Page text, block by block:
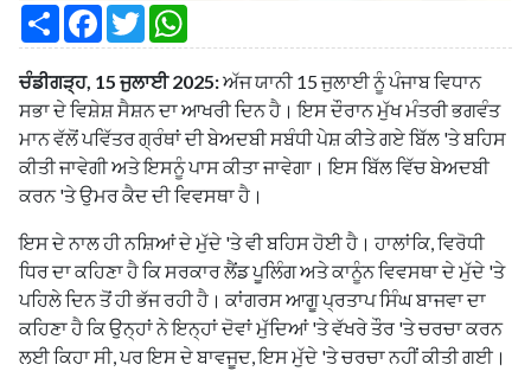
S
a
r
e
F
c
e
b
o
o
k
T
w
i
t
t
e
r
a
t
s
A
p
p
ਚੰਡੀਗੜ੍ਹ, 15 ਜੁਲਾਈ 2025:ਅੱਜ ਯਾਨੀ 15 ਜੁਲਾਈ ਨੂੰ ਪੰਜਾਬ ਵਿਧਾਨ
ਸਭਾ ਦੇ ਵਿਸ਼ੇਸ਼ ਸੈਸ਼ਨ ਦਾ ਆਖਰੀ ਦਿਨ ਹੈ। ਇਸ ਦੌਰਾਨ ਮੁੱਖ ਮੰਤਰੀ ਭਗਵੰਤ
ਮਾਨ ਵੱਲੋਂ ਪਵਿੱਤਰ ਗ੍ਰੰਥਾਂ ਦੀ ਬੇਅਦਬੀ ਸਬੰਧੀ ਪੇਸ਼ ਕੀਤੇ ਗਏ ਬਿੱਲ 'ਤੇ ਬਹਿਸ
ਕੀਤੀ ਜਾਵੇਗੀ ਅਤੇ ਇਸਨੂੰ ਪਾਸ ਕੀਤਾ ਜਾਵੇਗਾ। ਇਸ ਬਿੱਲ ਵਿੱਚ ਬੇਅਦਬੀ
ਕਰਨ 'ਤੇ ਉਮਰ ਕੈਦ ਦੀ ਵਿਵਸਥਾ ਹੈ।
ਇਸ ਦੇ ਨਾਲ ਹੀ ਨਸ਼ਿਆਂ ਦੇ ਮੁੱਦੇ 'ਤੇ ਵੀ ਬਹਿਸ ਹੋਈ ਹੈ। ਹਾਲਾਂਕਿ, ਵਿਰੋਧੀ
ਧਿਰ ਦਾ ਕਹਿਣਾ ਹੈ ਕਿ ਸਰਕਾਰ ਲੈਂਡ ਪੂਲਿੰਗ ਅਤੇ ਕਾਨੂੰਨ ਵਿਵਸਥਾ ਦੇ ਮੁੱਦੇ 'ਤੇ
ਪਹਿਲੇ ਦਿਨ ਤੋਂ ਹੀ ਭੱਜ ਰਹੀ ਹੈ। ਕਾਂਗਰਸ ਆਗੂ ਪ੍ਰਤਾਪ ਸਿੰਘ ਬਾਜਵਾ ਦਾ
ਕਹਿਣਾ ਹੈ ਕਿ ਉਨ੍ਹਾਂ ਨੇ ਇਨ੍ਹਾਂ ਦੋਵਾਂ ਮੁੱਦਿਆਂ 'ਤੇ ਵੱਖਰੇ ਤੌਰ 'ਤੇ ਚਰਚਾ ਕਰਨ
ਲਈ ਕਿਹਾ ਸੀ, ਪਰ ਇਸ ਦੇ ਬਾਵਜੂਦ, ਇਸ ਮੁੱਦੇ 'ਤੇ ਚਰਚਾ ਨਹੀਂ ਕੀਤੀ ਗਈ।